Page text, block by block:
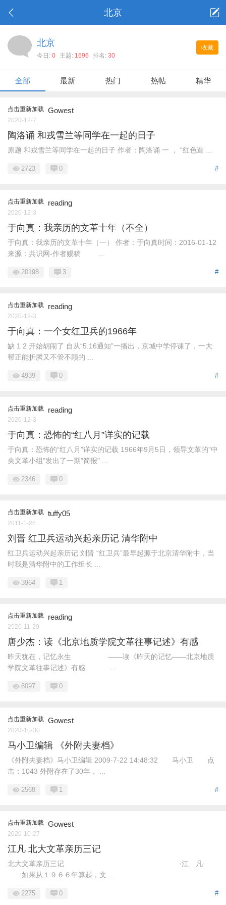
北京
收藏
北京
今日: 0 主题: 1696 排名: 30
全部 最新 热门 热帖 精华
点击重新加载 Gowest
2020-12-7
陶洛诵 和戎雪兰等同学在一起的日子
原题 和戎雪兰等同学在一起的日子 作者：陶洛诵 一 ， “红色造 ...
#
2723 0
点击重新加载 reading
2020-12-3
于向真：我亲历的文革十年（不全）
于向真：我亲历的文革十年（一） 作者：于向真时间：2016-01-12
来源：共识网-作者赐稿 ...
#
20198 3
点击重新加载 reading
2020-12-3
于向真：一个女红卫兵的1966年
缺 1 2 开始胡闹了 自从“5.16通知”一播出，京城中学停课了，一大
帮正能折腾又不管不顾的 ...
#
4939 0
点击重新加载 reading
2020-12-3
于向真：恐怖的“红八月”详实的记载
于向真：恐怖的“红八月”详实的记载 1966年9月5日，领导文革的"中
央文革小组"发出了一期"简报" ...
2346 0
点击重新加载 tuffy05
2011-1-26
刘晋 红卫兵运动兴起亲历记 清华附中
红卫兵运动兴起亲历记 刘晋 “红卫兵”最早起源于北京清华附中，当
时我是清华附中的工作组长 ...
3964 1
点击重新加载 reading
2020-11-29
唐少杰：读《北京地质学院文革往事记述》有感
昨天犹在，记忆永生 ——读《昨天的记忆——北京地质
学院文革往事记述》有感 ...
6097 0
点击重新加载 Gowest
2020-10-30
马小卫编辑 《外附夫妻档》
《外附夫妻档》马小卫编辑 2009-7-22 14:48:32 马小卫 点
击：1043 外附存在了30年， ...
#
2568 1
点击重新加载 Gowest
2020-10-27
江凡 北大文革亲历三记
北大文革亲历三记 ·江 凡·
如果从１９６６年算起，文 ...
#
2275 0